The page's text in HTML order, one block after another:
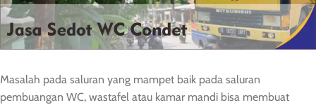
Masalah pada saluran yang mampet baik pada saluran
pembuangan WC, wastafel atau kamar mandi bisa membuat